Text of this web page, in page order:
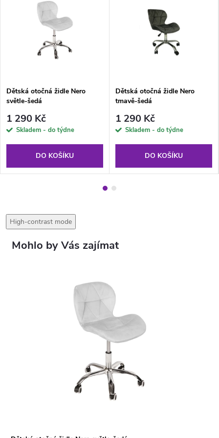
Dětská otočná židle Nero
světle-šedá
1 290 Kč
Skladem - do týdne
DO KOŠÍKU
Dětská otočná židle Nero
tmavě-šedá
1 290 Kč
Skladem - do týdne
DO KOŠÍKU
High-contrast mode